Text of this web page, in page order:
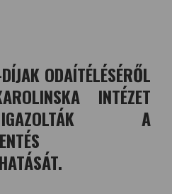
ODAÍTÉLÉSÉRŐL
INTÉZET
A